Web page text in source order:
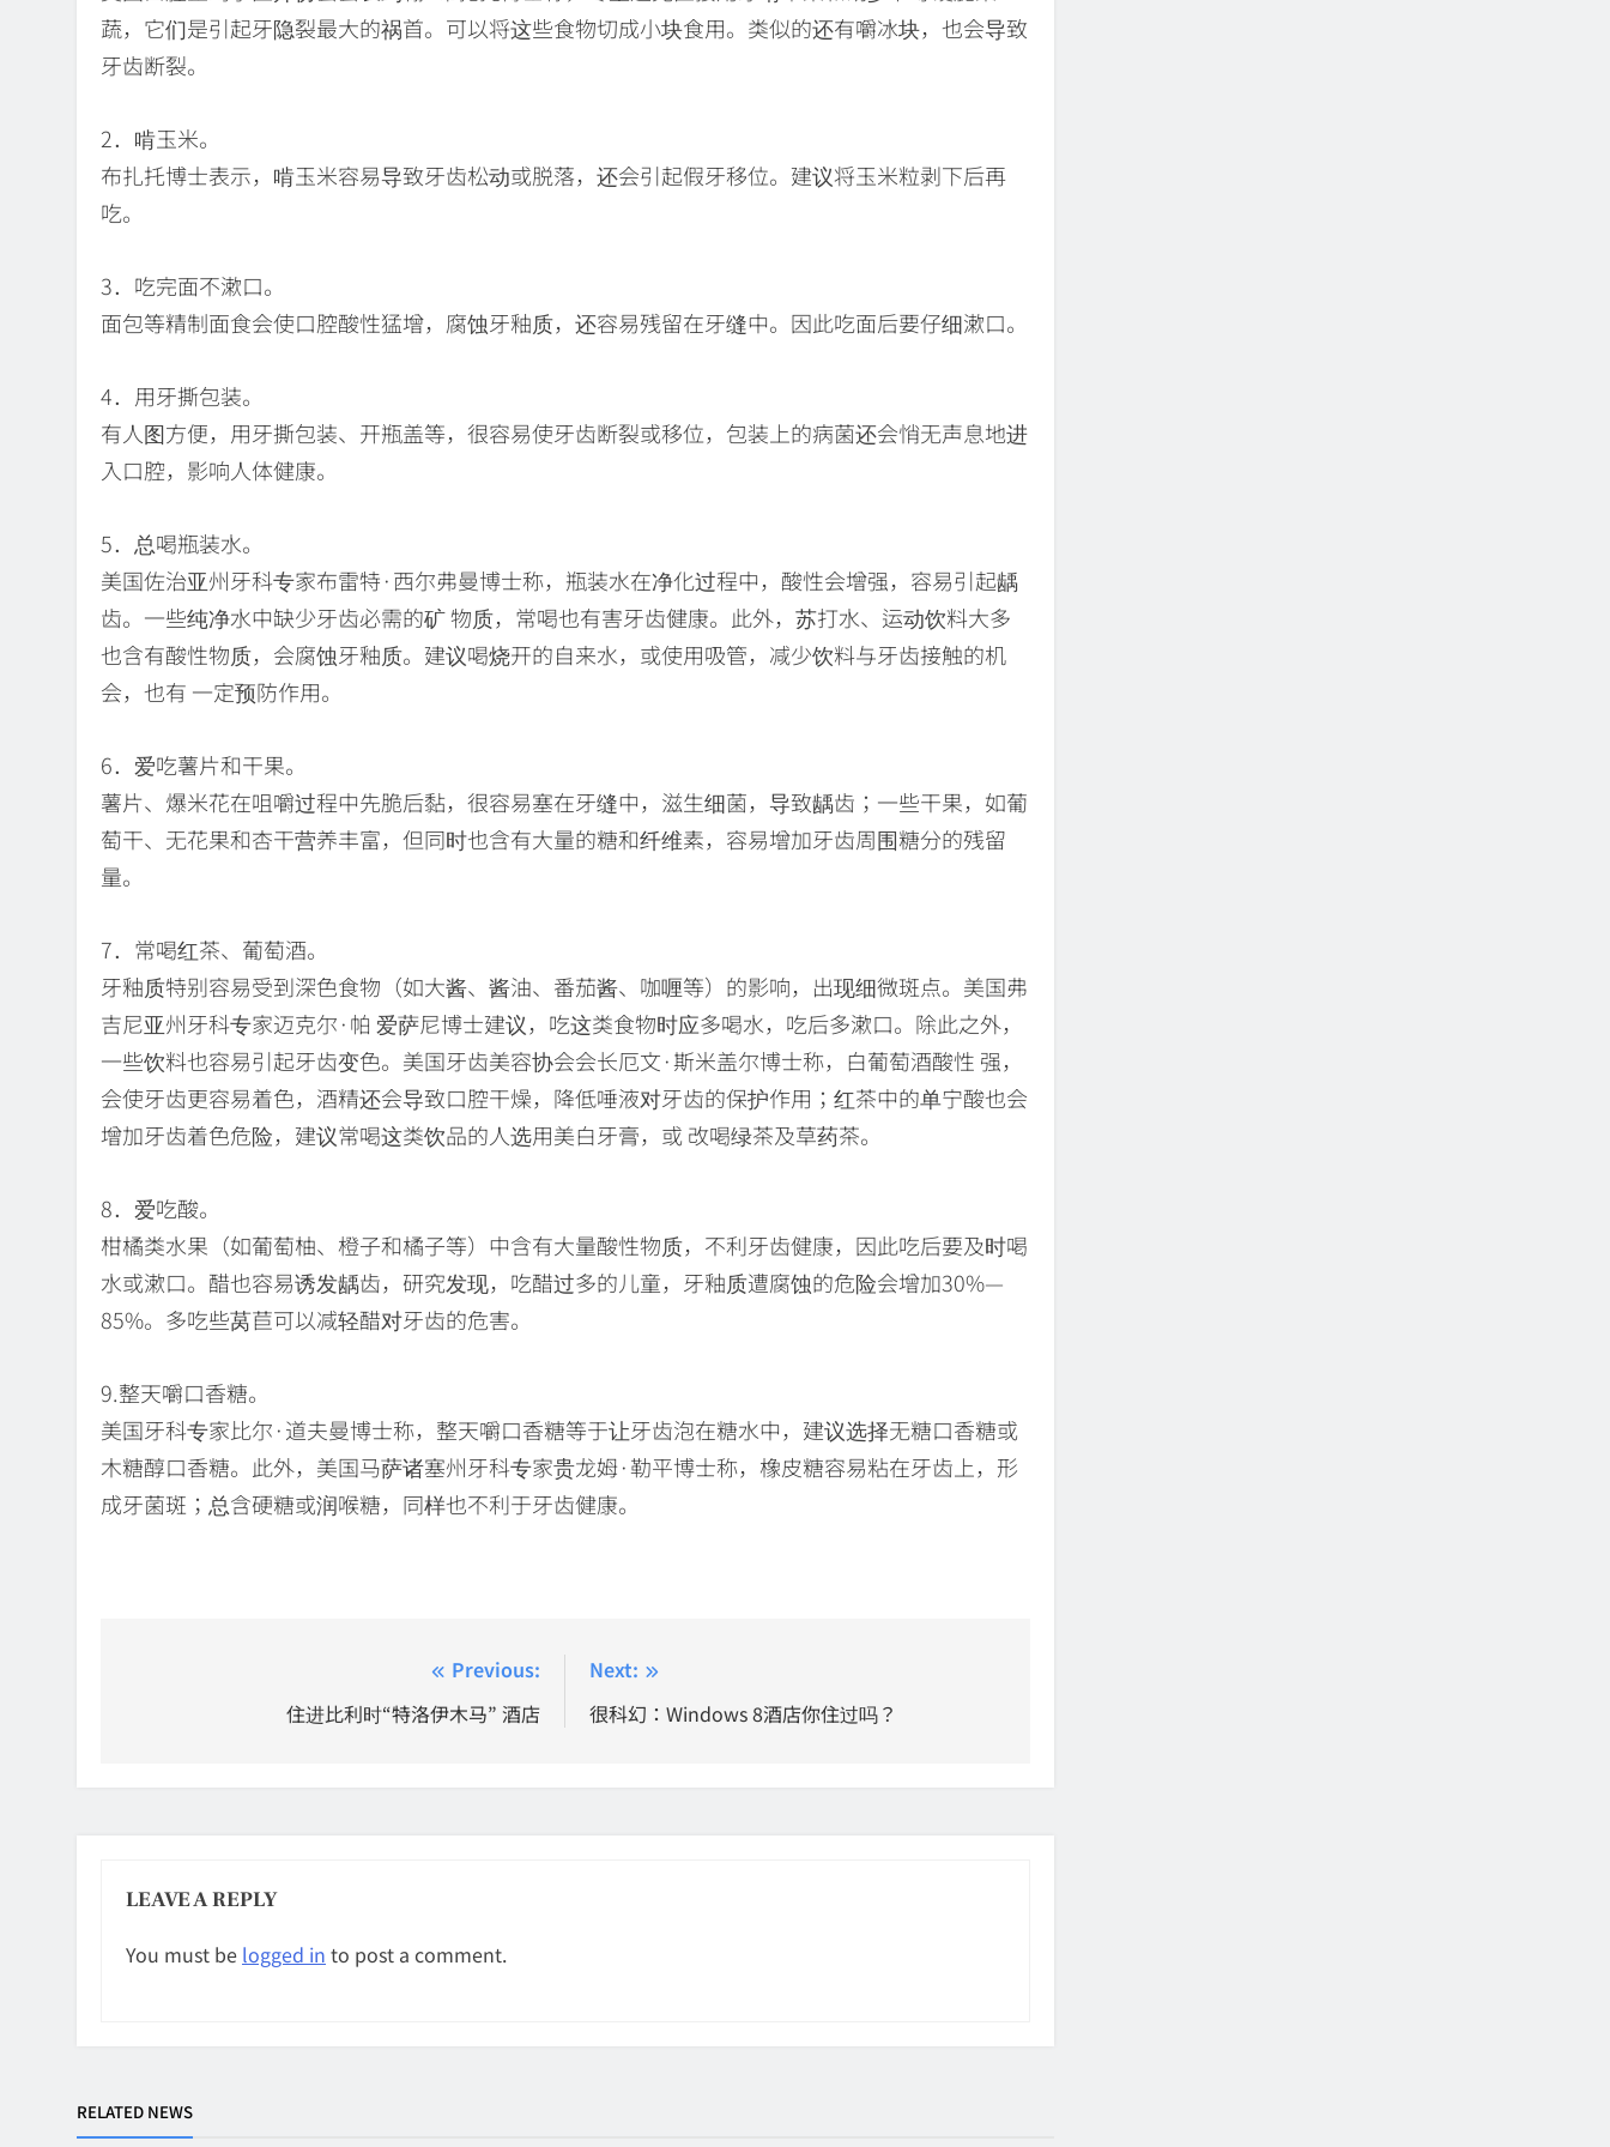
蔬，它们是引起牙隐裂最大的祸首。可以将这些食物切成小块食用。类似的还有嚼冰块，也会导致
牙齿断裂。
2．啃玉米。
布扎托博士表示，啃玉米容易导致牙齿松动或脱落，还会引起假牙移位。建议将玉米粒剥下后再
吃。
3．吃完面不漱口。
面包等精制面食会使口腔酸性猛增，腐蚀牙釉质，还容易残留在牙缝中。因此吃面后要仔细漱口。
4．用牙撕包装。
有人图方便，用牙撕包装、开瓶盖等，很容易使牙齿断裂或移位，包装上的病菌还会悄无声息地进
入口腔，影响人体健康。
5．总喝瓶装水。
美国佐治亚州牙科专家布雷特·西尔弗曼博士称，瓶装水在净化过程中，酸性会增强，容易引起龋
齿。一些纯净水中缺少牙齿必需的矿 物质，常喝也有害牙齿健康。此外，苏打水、运动饮料大多
也含有酸性物质，会腐蚀牙釉质。建议喝烧开的自来水，或使用吸管，减少饮料与牙齿接触的机
会，也有 一定预防作用。
6．爱吃薯片和干果。
薯片、爆米花在咀嚼过程中先脆后黏，很容易塞在牙缝中，滋生细菌，导致龋齿；一些干果，如葡
萄干、无花果和杏干营养丰富，但同时也含有大量的糖和纤维素，容易增加牙齿周围糖分的残留
量。
7．常喝红茶、葡萄酒。
牙釉质特别容易受到深色食物（如大酱、酱油、番茄酱、咖喱等）的影响，出现细微斑点。美国弗
吉尼亚州牙科专家迈克尔·帕 爱萨尼博士建议，吃这类食物时应多喝水，吃后多漱口。除此之外，
一些饮料也容易引起牙齿变色。美国牙齿美容协会会长厄文·斯米盖尔博士称，白葡萄酒酸性 强，
会使牙齿更容易着色，酒精还会导致口腔干燥，降低唾液对牙齿的保护作用；红茶中的单宁酸也会
增加牙齿着色危险，建议常喝这类饮品的人选用美白牙膏，或 改喝绿茶及草药茶。
8．爱吃酸。
柑橘类水果（如葡萄柚、橙子和橘子等）中含有大量酸性物质，不利牙齿健康，因此吃后要及时喝
水或漱口。醋也容易诱发龋齿，研究发现，吃醋过多的儿童，牙釉质遭腐蚀的危险会增加30%—
85%。多吃些莴苣可以减轻醋对牙齿的危害。
9.整天嚼口香糖。
美国牙科专家比尔·道夫曼博士称，整天嚼口香糖等于让牙齿泡在糖水中，建议选择无糖口香糖或
木糖醇口香糖。此外，美国马萨诸塞州牙科专家贵龙姆·勒平博士称，橡皮糖容易粘在牙齿上，形
成牙菌斑；总含硬糖或润喉糖，同样也不利于牙齿健康。
Previous:
住进比利时“特洛伊木马” 酒店
Next:
很科幻：Windows 8酒店你住过吗？
LEAVE A REPLY
You must be logged in to post a comment.
RELATED NEWS